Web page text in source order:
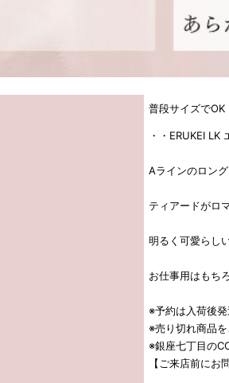
普段サイズでOK
・・ERUKEI LK
Aラインのロン
ティアードがロ
明るく可愛らし
お仕事用はもち
※予約は入荷後
※売り切れ商品
※銀座七丁目の
【ご来店前にお